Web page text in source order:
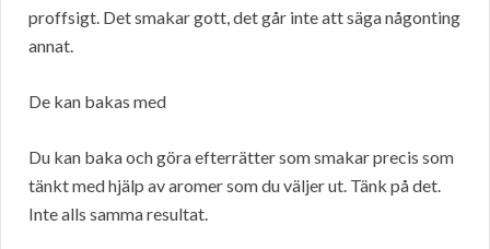
proffsigt. Det smakar gott, det går inte att säga någonting
annat.
De kan bakas med
Du kan baka och göra efterrätter som smakar precis som
tänkt med hjälp av aromer som du väljer ut. Tänk på det.
Inte alls samma resultat.